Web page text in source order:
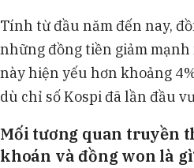
Tính từ đầu năm đến nay,
những đồng tiền giảm
này hiện yếu hơn khoảng
dù chỉ số Kospi đã lần đầu
Mối tương quan truyền
khoán và đồng won là